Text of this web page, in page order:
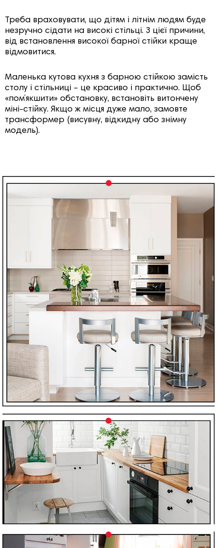
Треба враховувати, що дітям і літнім людям буде
незручно сідати на високі стільці. З цієї причини,
від встановлення високої барної стійки краще
відмовитися.
Маленька кутова кухня з барною стійкою замість
столу і стільниці – це красиво і практично. Щоб
«пом’якшити» обстановку, встановіть витончену
міні-стійку. Якщо ж місця дуже мало, замовте
трансформер (висувну, відкидну або знімну
модель).